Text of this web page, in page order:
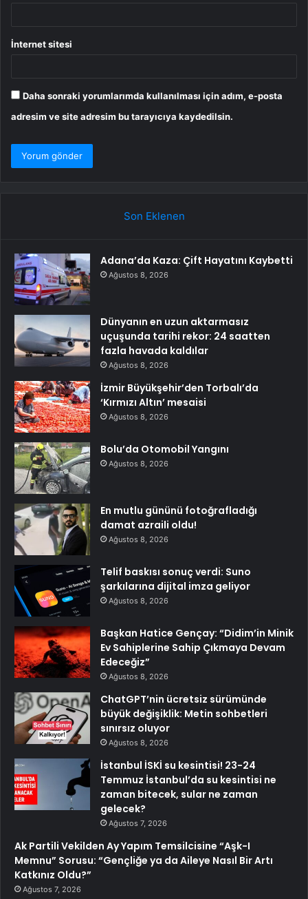
İnternet sitesi
Daha sonraki yorumlarımda kullanılması için adım, e-posta
adresim ve site adresim bu tarayıcıya kaydedilsin.
Son Eklenen
Adana’da Kaza: Çift Hayatını Kaybetti
Ağustos 8, 2026
Dünyanın en uzun aktarmasız
uçuşunda tarihi rekor: 24 saatten
fazla havada kaldılar
Ağustos 8, 2026
İzmir Büyükşehir’den Torbalı’da
‘Kırmızı Altın’ mesaisi
Ağustos 8, 2026
Bolu’da Otomobil Yangını
Ağustos 8, 2026
En mutlu gününü fotoğrafladığı
damat azraili oldu!
Ağustos 8, 2026
Telif baskısı sonuç verdi: Suno
şarkılarına dijital imza geliyor
Ağustos 8, 2026
Başkan Hatice Gençay: “Didim’in Minik
Ev Sahiplerine Sahip Çıkmaya Devam
Edeceğiz”
Ağustos 8, 2026
ChatGPT’nin ücretsiz sürümünde
büyük değişiklik: Metin sohbetleri
sınırsız oluyor
Ağustos 8, 2026
İstanbul İSKİ su kesintisi! 23-24
Temmuz İstanbul’da su kesintisi ne
zaman bitecek, sular ne zaman
gelecek?
Ağustos 7, 2026
Ak Partili Vekilden Ay Yapım Temsilcisine “Aşk-I
Memnu” Sorusu: “Gençliğe ya da Aileye Nasıl Bir Artı
Katkınız Oldu?”
Ağustos 7, 2026